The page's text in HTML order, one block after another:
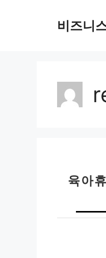
비즈니
육아